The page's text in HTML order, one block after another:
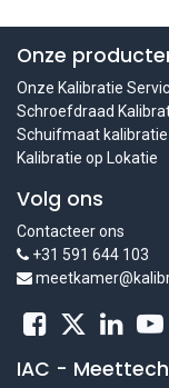
Onze
Onze Kalibratie
Schroefdraad
Schuifmaat kalibratie
Kalibratie op Lokatie
Volg ons
Contacteer ons
+31 591 644 103
IAC -